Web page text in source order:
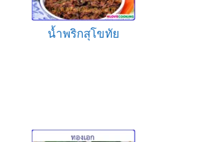
น้ำพริกสุโขทัย